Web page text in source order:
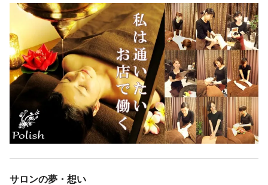
あります。
この求人の別店舗
Aroma&Relaxation Polish 池袋店 【ポリッシュ】 東池袋駅 徒歩3分/池袋駅 徒歩11分
勤務時間
週2回 週5回 週6回 深夜 シフト制 時短勤務OK
9：30～23：30の間で
あります。
この求人の別店舗
Aroma&Relaxation Polish 池袋店 【ポリッシュ】 東池袋駅 徒歩3分/池袋駅 徒歩11分
勤務時間
週2回 週5回 週6回 深夜 シフト制 時短勤務OK
9：30～23：30の間でシフト制
無料研修は、現場で実際に施術対応しているセラピストに参加し
てもらい、お客様の生の声や要望に寄り添った技術を習得するこ
とができるので、未経験者でもしっかりと安心してスキルを身に
付けられます！
サロンの夢・想い